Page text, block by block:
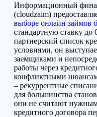
Информационный
(cloudzaim)
выборе онлайн займов
стандартную ставку до
партнерский список
условиями, он
заемщиками и
работы через
конфликтными
– рекуррентные
для большинства
они не считают
кредитного договора